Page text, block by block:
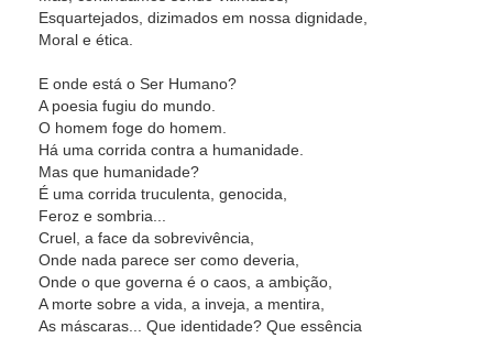
Esquartejados, dizimados em nossa dignidade,
Moral e ética.
E onde está o Ser Humano?
A poesia fugiu do mundo.
O homem foge do homem.
Há uma corrida contra a humanidade.
Mas que humanidade?
É uma corrida truculenta, genocida,
Feroz e sombria...
Cruel, a face da sobrevivência,
Onde nada parece ser como deveria,
Onde o que governa é o caos, a ambição,
A morte sobre a vida, a inveja, a mentira,
As máscaras... Que identidade? Que essência